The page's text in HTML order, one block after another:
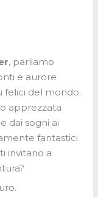
, parliamo
e aurore
felici del mondo.
apprezzata
dai sogni ai
fantastici
invitano a